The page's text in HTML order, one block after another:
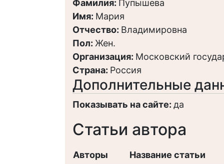
Фамилия: Пупышева
Имя: Мария
Отчество: Владимировна
Пол: Жен.
Организация: Московский
Страна: Россия
Дополнительные
Показывать на сайте: да
Статьи автора
Авторы Название статьи